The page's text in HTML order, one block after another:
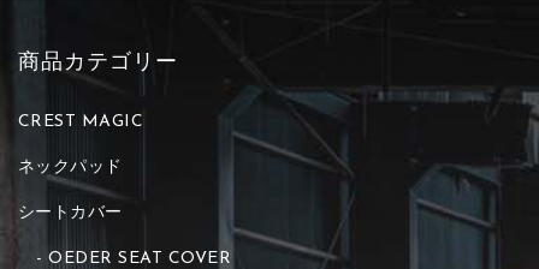
商品カテゴリー
CREST MAGIC
ネックパッド
シートカバー
OEDER SEAT COVER